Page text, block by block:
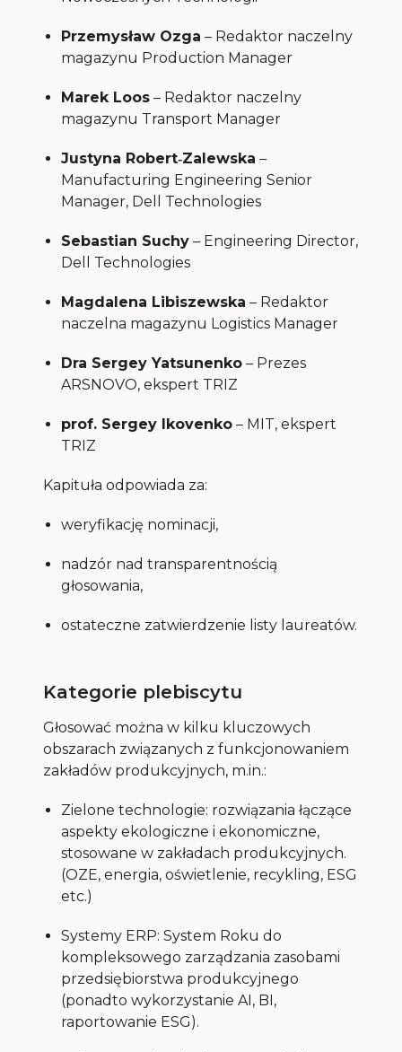
Przemysław Ozga – Redaktor naczelny
magazynu Production Manager
Marek Loos – Redaktor naczelny
magazynu Transport Manager
Justyna Robert‑Zalewska –
Manufacturing Engineering Senior
Manager, Dell Technologies
Sebastian Suchy – Engineering Director,
Dell Technologies
Magdalena Libiszewska – Redaktor
naczelna magazynu Logistics Manager
Dra Sergey Yatsunenko – Prezes
ARSNOVO, ekspert TRIZ
prof. Sergey Ikovenko – MIT, ekspert
TRIZ
Kapituła odpowiada za:
weryfikację nominacji,
nadzór nad transparentnością
głosowania,
ostateczne zatwierdzenie listy laureatów.
Kategorie plebiscytu
Głosować można w kilku kluczowych
obszarach związanych z funkcjonowaniem
zakładów produkcyjnych, m.in.:
Zielone technologie: rozwiązania łączące
aspekty ekologiczne i ekonomiczne,
stosowane w zakładach produkcyjnych.
(OZE, energia, oświetlenie, recykling, ESG
etc.)
Systemy ERP: System Roku do
kompleksowego zarządzania zasobami
przedsiębiorstwa produkcyjnego
(ponadto wykorzystanie AI, BI,
raportowanie ESG).